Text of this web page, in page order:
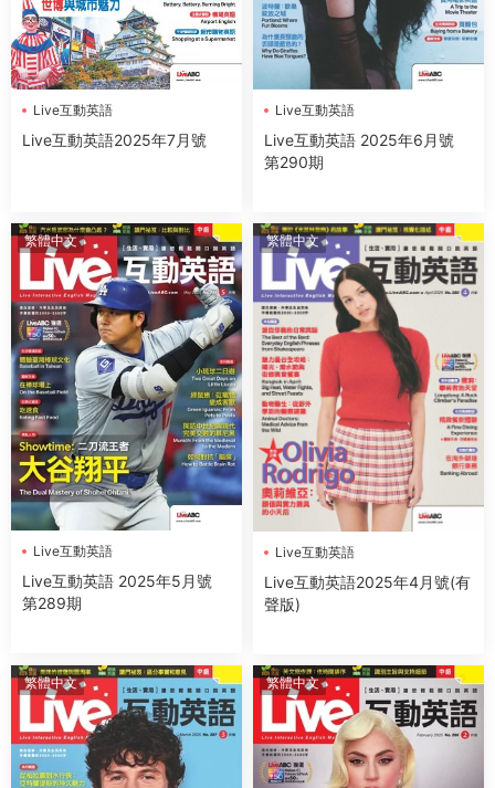
Live互動英語
Live互動英語2025年7月號
Live互動英語
Live互動英語 2025年6月號
第290期
繁體中文
Live互動英語
Live互動英語 2025年5月號
第289期
繁體中文
Live互動英語
Live互動英語2025年4月號(有
聲版)
繁體中文 繁體中文